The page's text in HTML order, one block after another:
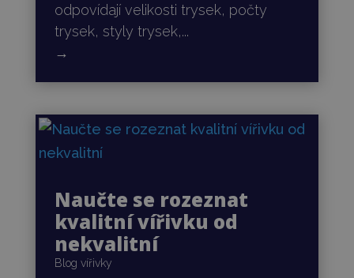
odpovídají velikosti trysek, počty
trysek, styly trysek,...
→
Naučte se rozeznat
kvalitní vířivku od
nekvalitní
Blog vířivky